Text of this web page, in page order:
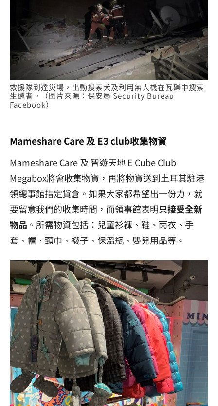
救援隊到達災場，出動搜索犬及利用無人機在瓦礫中搜索
生還者。（圖片來源：保安局 Security Bureau
Facebook）
Mameshare Care 及 E3 club收集物資
Mameshare Care 及 智遊天地 E Cube Club
Megabox將會收集物資，再將物資送到土耳其駐港
領總事館指定貨倉。如果大家都希望出一份力，就
要留意我們的收集時間，而領事館表明只接受全新
物品 。所需物資包括：兒童衫褲、鞋、雨衣、手
套、帽、頸巾、襪子、保溫瓶、嬰兒用品等。